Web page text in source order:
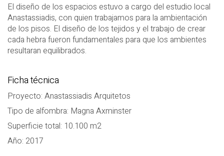
El diseño de los espacios estuvo a cargo del estudio local
Anastassiadis, con quien trabajamos para la ambientación
de los pisos. El diseño de los tejidos y el trabajo de crear
cada hebra fueron fundamentales para que los ambientes
resultaran equilibrados.
Ficha técnica
Proyecto: Anastassiadis Arquitetos
Tipo de alfombra: Magna Axminster
Superficie total: 10.100 m2
Año: 2017